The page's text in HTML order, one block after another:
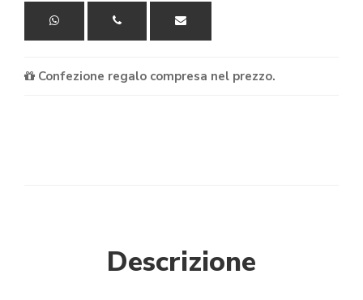
Confezione regalo compresa nel prezzo.
Descrizione